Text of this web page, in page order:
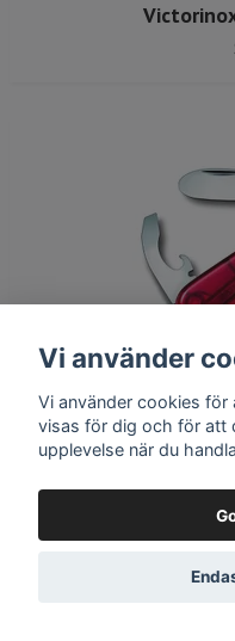
Victorinox My
Tillgänglig för beställning
Vi använder
Vi använder cookies för
visas för dig och för att
upplevelse när du